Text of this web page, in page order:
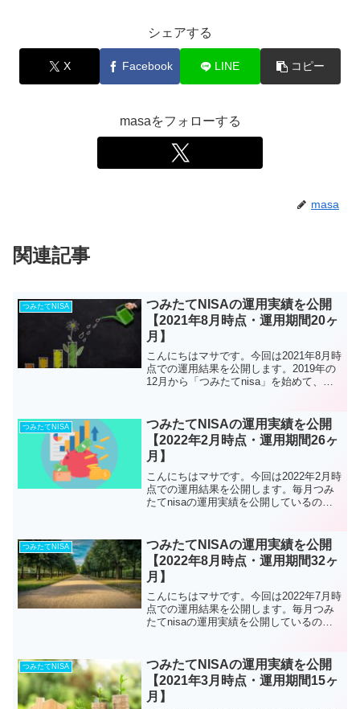
シェアする
X Facebook LINE コピー
masaをフォローする
masa
関連記事
つみたてNISA
つみたてNISAの運用実績を公開
【2021年8月時点・運用期間20ヶ
月】
こんにちはマサです。今回は2021年8月時
点での運用結果を公開します。2019年の
12月から「つみたてnisa」を始めて、早2
万3000円をつみたてnisaで投資をし...
つみたてNISA
つみたてNISAの運用実績を公開
【2022年2月時点・運用期間26ヶ
月】
こんにちはマサです。今回は2022年2月時
点での運用結果を公開します。毎月つみ
たてnisaの運用実績を公開しているので
nisaで投資をしていて、特定口座でもE...
つみたてNISA
つみたてNISAの運用実績を公開
【2022年8月時点・運用期間32ヶ
月】
こんにちはマサです。今回は2022年7月時
点での運用結果を公開します。毎月つみ
たてnisaの運用実績を公開しているので
てnisaで投資をしていて、特定口座で
も...
つみたてNISA
つみたてNISAの運用実績を公開
【2021年3月時点・運用期間15ヶ
月】